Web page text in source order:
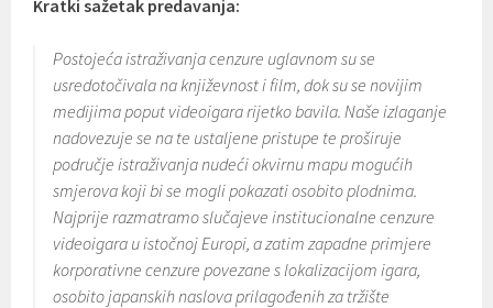
Kratki sažetak predavanja:
Postojeća istraživanja cenzure uglavnom su se
usredotočivala na književnost i film, dok su se novijim
medijima poput videoigara rijetko bavila. Naše izlaganje
nadovezuje se na te ustaljene pristupe te proširuje
područje istraživanja nudeći okvirnu mapu mogućih
smjerova koji bi se mogli pokazati osobito plodnima.
Najprije razmatramo slučajeve institucionalne cenzure
videoigara u istočnoj Europi, a zatim zapadne primjere
korporativne cenzure povezane s lokalizacijom igara,
osobito japanskih naslova prilagođenih za tržište